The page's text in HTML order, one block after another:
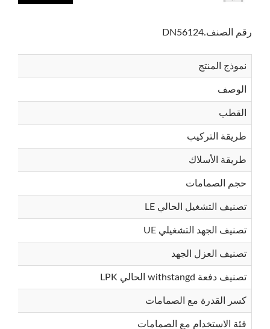
رقم الصنف.DN56124
نموذج المنتج
الوصف
القطب
طريقة التركيب
طريقة الأسلاك
حجم الصمامات
تصنيف التشغيل الحالي LE
تصنيف الجهد التشغيلي UE
تصنيف العزل الجهد
تصنيف دفعة withstangd الحالي LPK
كسر القدرة مع الصمامات
فئة الاستخدام مع الصمامات